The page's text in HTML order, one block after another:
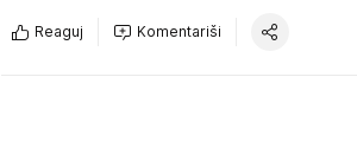
Reaguj Komentariši